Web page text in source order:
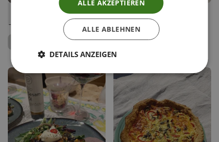
Speichern
Rösti mit Räucherforelle,
Anna Mahlodji
18
Liken
Speichern
Grüne Erbsensuppe mit
Alexandra Ivi
ALLE AKZEPTIEREN
ALLE ABLEHNEN
DETAILS ANZEIGEN